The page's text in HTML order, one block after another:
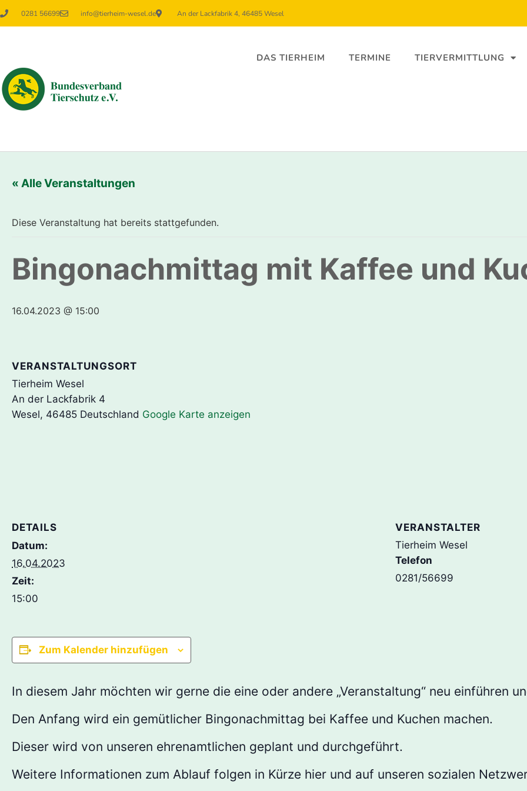
0281 56699 info@tierheim-wesel.de An der Lackfabrik 4, 46485 Wesel
DAS TIERHEIM TERMINE TIERVERMITTLUNG
« Alle Veranstaltungen
Diese Veranstaltung hat bereits stattgefunden.
Bingonachmittag mit Kaffee und
16.04.2023 @ 15:00
In diesem Jahr möchten wir gerne die eine oder andere „Veranstaltung“ neu einführen
Den Anfang wird ein gemütlicher Bingonachmittag bei Kaffee und Kuchen machen.
Dieser wird von unseren ehrenamtlichen geplant und durchgeführt.
Weitere Informationen zum Ablauf folgen in Kürze hier und auf unseren sozialen
Zum Kalender hinzufügen
DETAILS
Datum:
16.04.2023
Zeit:
15:00
VERANSTALTER
Tierheim Wesel
Telefon
0281/56699
VERANSTALTUNGSORT
Tierheim Wesel
An der Lackfabrik 4
Wesel, 46485 Deutschland Google Karte anzeigen